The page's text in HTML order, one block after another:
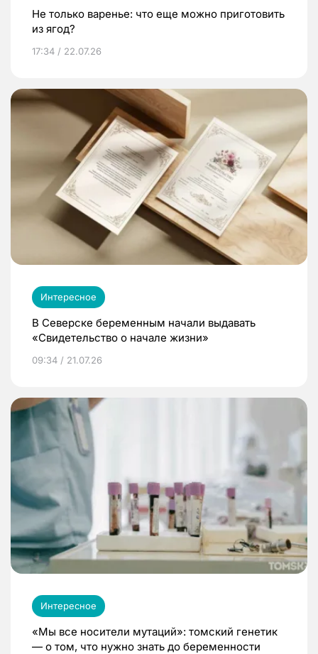
Не только варенье: что еще можно приготовить
из ягод?
17:34 / 22.07.26
Интересное
В Северске беременным начали выдавать
«Свидетельство о начале жизни»
09:34 / 21.07.26
Интересное
«Мы все носители мутаций»: томский генетик
— о том, что нужно знать до беременности